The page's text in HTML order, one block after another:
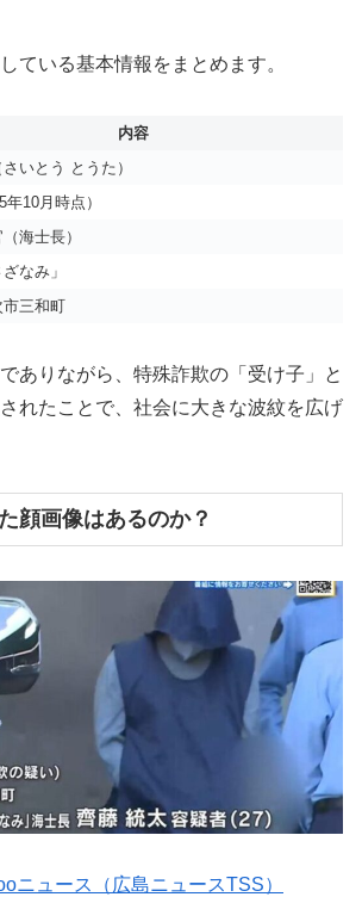
ている基本情報をまとめます。
内容
いとう とうた）
10月時点）
海士長）
なみ」
市三和町
ありながら、特殊詐欺の「受け子」と
れたことで、社会に大きな波紋を広げ
顔画像はあるのか？
ニュース（広島ニュースTSS）